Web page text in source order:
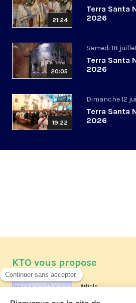
21:24
Terra Santa
2026
20:05
Samedi 18
Terra Santa
2026
19:22
Dimanche 12
Terra Santa
2026
KTO vous propose
Article
Les reportages